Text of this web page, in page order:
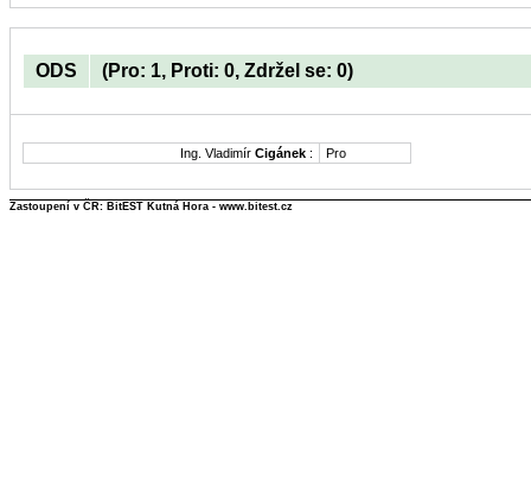
ODS (Pro: 1, Proti: 0, Zdržel se: 0)
Ing. Vladimír Cigánek : Pro
Zastoupení v ČR: BitEST Kutná Hora - www.bitest.cz